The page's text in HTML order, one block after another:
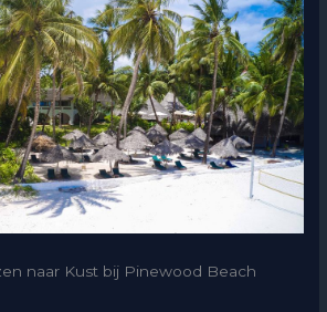
naar Kust bij Pinewood Beach